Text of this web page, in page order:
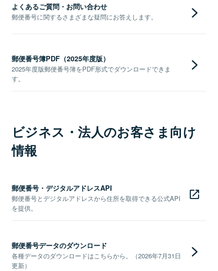
よくあるご質問・お問い合わせ
郵便番号に関するさまざまな疑問にお答えします。
郵便番号簿PDF（2025年度版）
2025年度版郵便番号簿をPDF形式でダウンロードできま
す。
ビジネス・法人のお客さま向け
情報
郵便番号・デジタルアドレスAPI
郵便番号とデジタルアドレスから住所を取得できる公式API
を提供。
郵便番号データのダウンロード
各種データのダウンロードはこちらから。（2026年7月31日
更新）